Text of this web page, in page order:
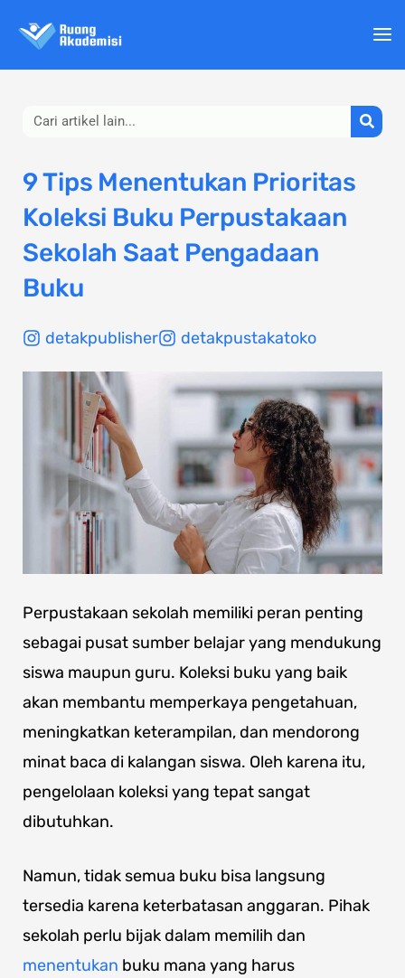
konten
Search
9 Tips Menentukan Prioritas
Koleksi Buku Perpustakaan
Sekolah Saat Pengadaan
Buku
detakpublisher detakpustakatoko
Perpustakaan sekolah memiliki peran penting
sebagai pusat sumber belajar yang mendukung
siswa maupun guru. Koleksi buku yang baik
akan membantu memperkaya pengetahuan,
meningkatkan keterampilan, dan mendorong
minat baca di kalangan siswa. Oleh karena itu,
pengelolaan koleksi yang tepat sangat
dibutuhkan.
Namun, tidak semua buku bisa langsung
tersedia karena keterbatasan anggaran. Pihak
sekolah perlu bijak dalam memilih dan
menentukan buku mana yang harus